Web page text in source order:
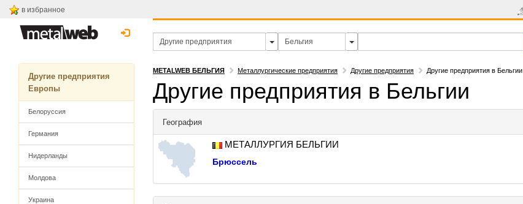
в избранное
Другие предприятия
Европы
Белоруссия
Германия
Нидерланды
Молдова
Украина
METALWEB БЕЛЬГИЯ Металлургические предприятия Другие предприятия Другие предприятия в Бельгии
Другие предприятия в Бельгии
География
МЕТАЛЛУРГИЯ БЕЛЬГИИ
Брюссель